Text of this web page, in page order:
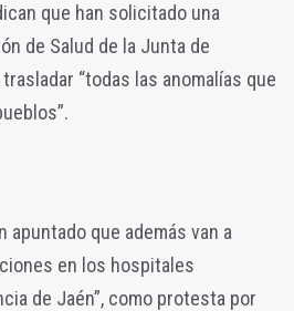
que han solicitado una
de Salud de la Junta de
“todas las anomalías que
apuntado que además van a
en los hospitales
de Jaén”, como protesta por